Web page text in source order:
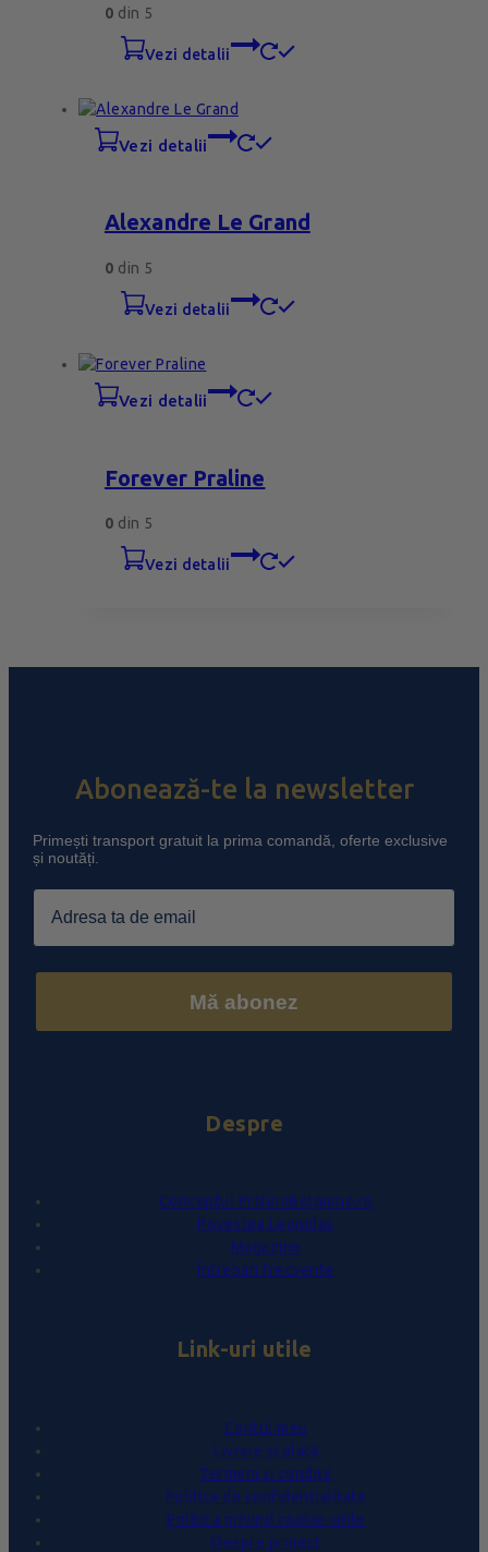
0 din 5
vezi detalii
vezi detalii
Alexandre Le Grand
0 din 5
vezi detalii
vezi detalii
Forever Praline
0 din 5
vezi detalii
Abonează-te la newsletter
Primești transport gratuit la prima comandă, oferte exclusive
și noutăți.
Email
Mă abonez
Despre
Conceptul PralineBelgiene.ro
Povestea Leonidas
Magazine
Întrebări frecvente
Link-uri utile
Contul meu
Livrare și plată
Termeni și condiții
Politica de confidențialitate
Politica privind cookie-urile
Despre proiect